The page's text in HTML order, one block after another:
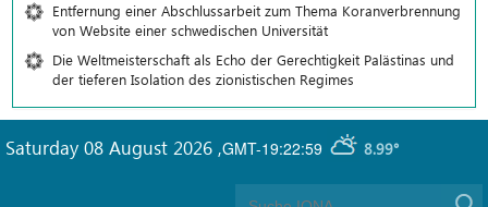
Entfernung einer Abschlussarbeit zum Thema Koranverbrennung
von Website einer schwedischen Universität
Die Weltmeisterschaft als Echo der Gerechtigkeit Palästinas und
der tieferen Isolation des zionistischen Regimes
GMT-19:22:59 8.99°
Saturday 08 August 2026 ,